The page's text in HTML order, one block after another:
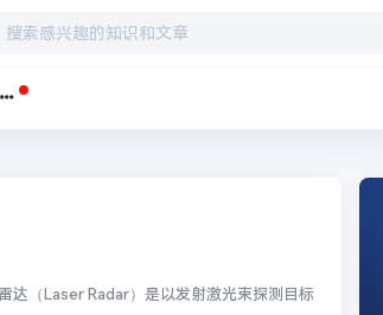
达（Laser Radar）是以发射激光束探测目标